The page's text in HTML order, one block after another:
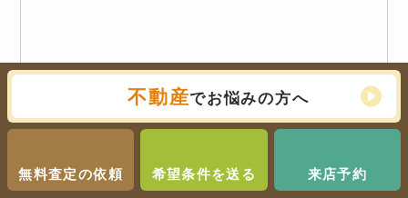
不動産でお悩みの方へ
無料査定の依頼 希望条件を送る 来店予約